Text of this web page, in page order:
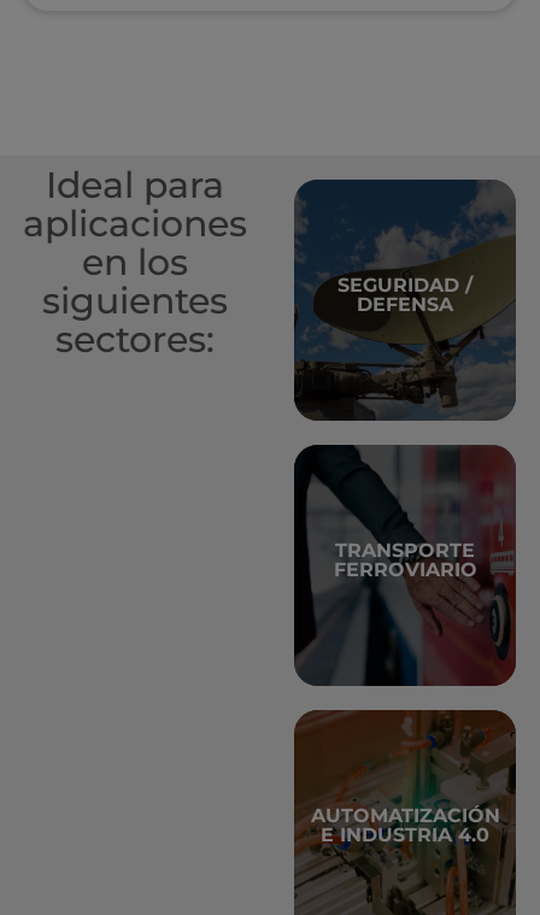
Ideal para
aplicaciones
en los
siguientes
sectores:
SEGURIDAD /
DEFENSA
+ Más
información
TRANSPORTE
FERROVIARIO
+ Más
información
AUTOMATIZACIÓN
E INDUSTRIA 4.0
+ Más
información